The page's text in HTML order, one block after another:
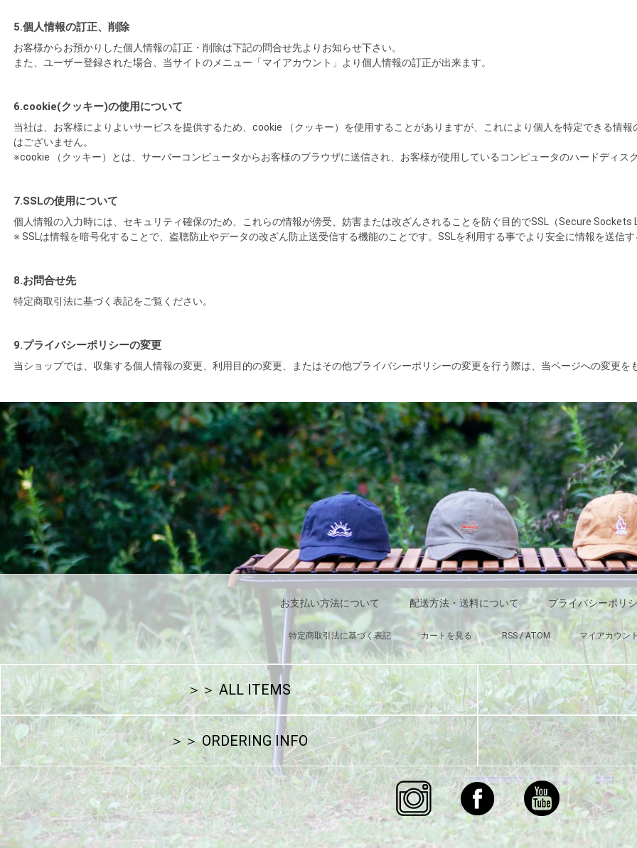
5.個人情報の訂正、削除
お客様からお預かりした個人情報の訂正・削除は下記の問合せ先よりお知らせ下さい。
また、ユーザー登録された場合、当サイトのメニュー「マイアカウント」より個人情報の訂正が出来ます。
6.cookie(クッキー)の使用について
当社は、お客様によりよいサービスを提供するため、cookie （クッキー）を使用することがありますが、これにより個人を特定できる情
はございません。
※cookie （クッキー）とは、サーバーコンピュータからお客様のブラウザに送信され、お客様が使用しているコンピュータのハードディス
7.SSLの使用について
個人情報の入力時には、セキュリティ確保のため、これらの情報が傍受、妨害または改ざんされることを防ぐ目的でSSL（Secure Sockets
※ SSLは情報を暗号化することで、盗聴防止やデータの改ざん防止送受信する機能のことです。SSLを利用する事でより安全に情報を送信す
8.お問合せ先
特定商取引法に基づく表記をご覧ください。
9.プライバシーポリシーの変更
当ショップでは、収集する個人情報の変更、利用目的の変更、またはその他プライバシーポリシーの変更を行う際は、当ページへの変更を
お支払い方法について 配送方法・送料について プライバシーポリ
特定商取引法に基づく表記 カートを見る RSS/ATOM マイアカウン
＞＞ ALL ITEMS
＞＞ ORDERING INFO